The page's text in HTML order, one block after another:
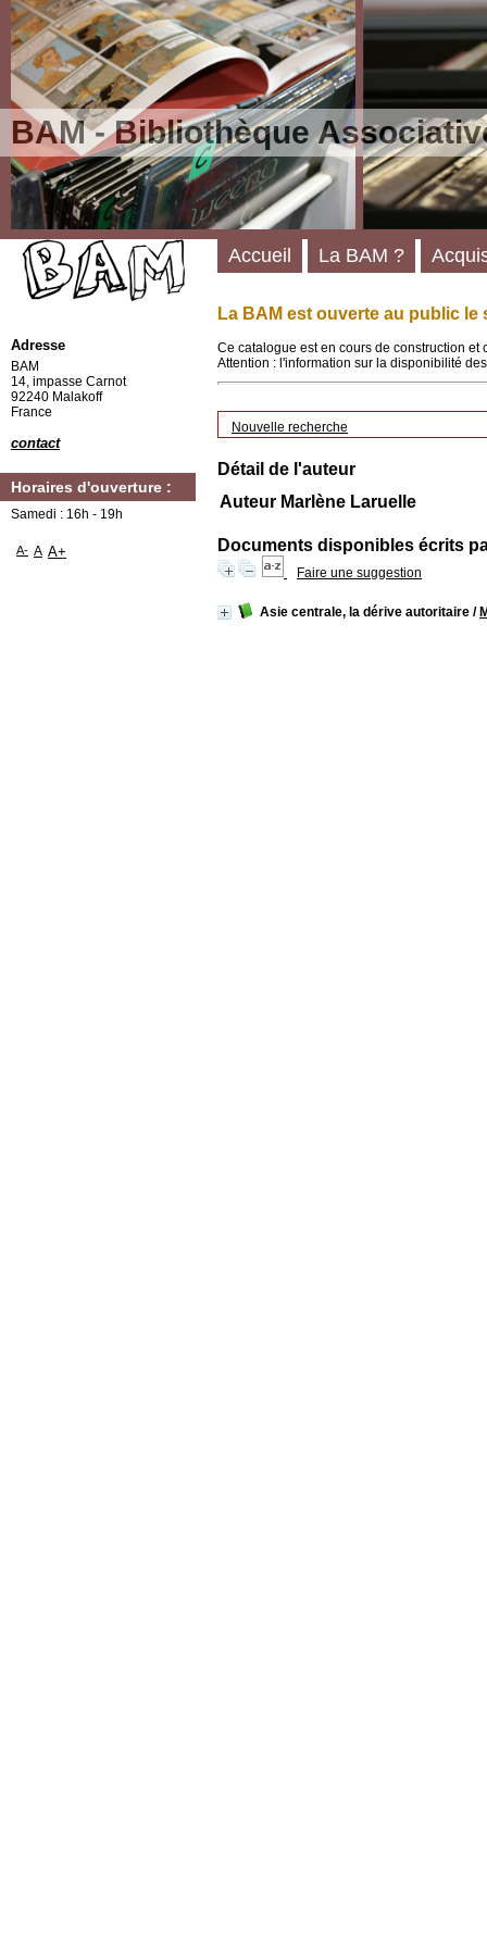
BAM - Bibliothèque
La BAM est ouverte au public le
Ce catalogue est en cours de construction
Attention : l'information sur la disponibilité
Nouvelle recherche
Détail de l'auteur
Auteur Marlène Laruelle
Documents disponibles écrits
Faire une suggestion
Asie centrale, la dérive autoritaire /
Accueil La BAM ?
Adresse
BAM
14, impasse Carnot
92240 Malakoff
France
contact
Horaires d'ouverture :
Samedi : 16h - 19h
A- A A+